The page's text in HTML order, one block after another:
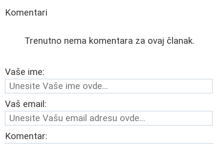
Komentari
Trenutno nema komentara za ovaj članak.
Vaše ime:
Vaš email:
Komentar: